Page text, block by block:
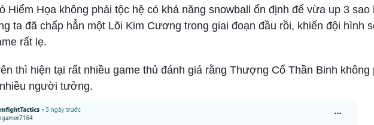
Hiểm Họa không phải tộc hệ có khả năng snowball ổn định để vừa up 3 sao
ta đã chấp hẳn một Lõi Kim Cương trong giai đoạn đầu rồi, khiến đội hình
rất lẹ.
thì hiện tại rất nhiều game thủ đánh giá rằng Thượng Cổ Thần Binh không
người tưởng.